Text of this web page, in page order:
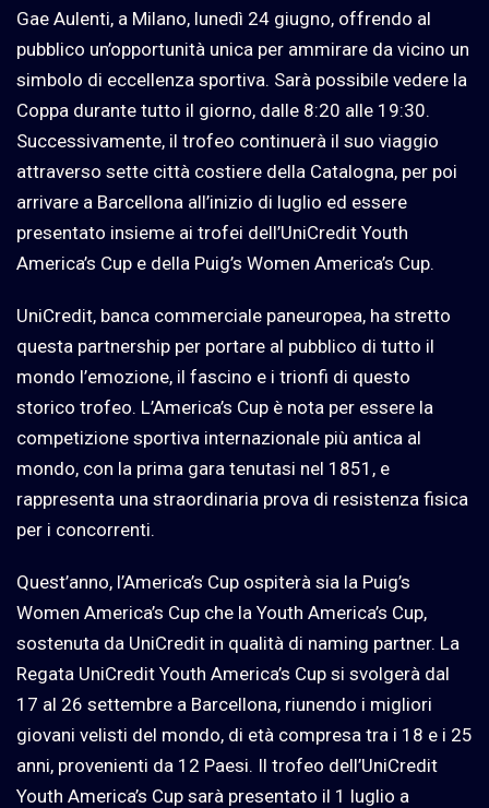
Gae Aulenti, a Milano, lunedì 24 giugno, offrendo al
pubblico un’opportunità unica per ammirare da vicino un
simbolo di eccellenza sportiva. Sarà possibile vedere la
Coppa durante tutto il giorno, dalle 8:20 alle 19:30.
Successivamente, il trofeo continuerà il suo viaggio
attraverso sette città costiere della Catalogna, per poi
arrivare a Barcellona all’inizio di luglio ed essere
presentato insieme ai trofei dell’UniCredit Youth
America’s Cup e della Puig’s Women America’s Cup.
UniCredit, banca commerciale paneuropea, ha stretto
questa partnership per portare al pubblico di tutto il
mondo l’emozione, il fascino e i trionfi di questo
storico trofeo. L’America’s Cup è nota per essere la
competizione sportiva internazionale più antica al
mondo, con la prima gara tenutasi nel 1851, e
rappresenta una straordinaria prova di resistenza fisica
per i concorrenti.
Quest’anno, l’America’s Cup ospiterà sia la Puig’s
Women America’s Cup che la Youth America’s Cup,
sostenuta da UniCredit in qualità di naming partner. La
Regata UniCredit Youth America’s Cup si svolgerà dal
17 al 26 settembre a Barcellona, riunendo i migliori
giovani velisti del mondo, di età compresa tra i 18 e i 25
anni, provenienti da 12 Paesi. Il trofeo dell’UniCredit
Youth America’s Cup sarà presentato il 1 luglio a